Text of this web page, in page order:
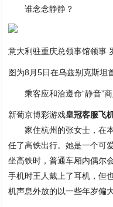
谁念念静静？
意大利驻重庆总领事馆领事
图为8月5日在乌兹别克斯坦
乘客应和洽遵命“静音”商
新葡京博彩游戏皇冠客服飞
家住杭州的张女士，在本
任了高铁出行。她是一个可
坐高铁时，普通车厢内偶尔
手机时王人戴上了耳机，但
机声息外放的以一些年岁偏